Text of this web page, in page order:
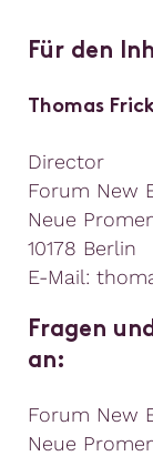
Für den
Thomas
Director
Forum New
Neue
10178 Berlin
E-Mail:
Fragen
an:
Forum New
Neue